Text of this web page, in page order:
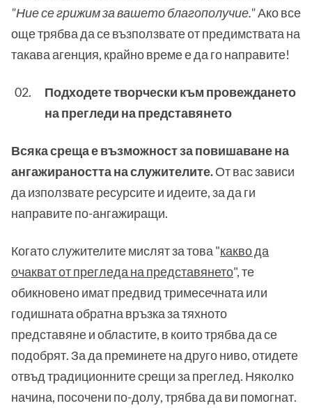
"Ние се грижим за вашето благополучие."Ако все
още трябва да се възползвате от предимствата на
такава агенция, крайно време е да го направите!
Подходете творчески към провеждането
на прегледи на представянето
Всяка среща е възможност за повишаване на
ангажираността на служителите.От вас зависи
да използвате ресурсите и идеите, за да ги
направите по-ангажиращи.
Когато служителите мислят за това "какво да
очакват от прегледа на представянето", те
обикновено имат предвид тримесечната или
годишната обратна връзка за тяхното
представяне и областите, в които трябва да се
подобрят. За да преминете на друго ниво, отидете
отвъд традиционните срещи за преглед. Няколко
начина, посочени по-долу, трябва да ви помогнат.